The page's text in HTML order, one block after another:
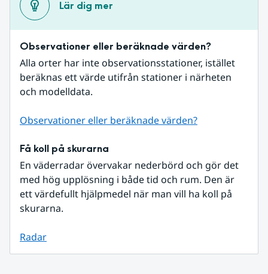
Lär dig mer
Observationer eller beräknade värden?
Alla orter har inte observationsstationer, istället
beräknas ett värde utifrån stationer i närheten
och modelldata.
Observationer eller beräknade värden?
Få koll på skurarna
En väderradar övervakar nederbörd och gör det
med hög upplösning i både tid och rum. Den är
ett värdefullt hjälpmedel när man vill ha koll på
skurarna.
Radar